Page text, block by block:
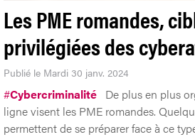
Les PME romandes,
privilégiées des
Publié le Mardi 30 janv. 2024
#Cybercriminalité De plus en plus
ligne visent les PME romandes.
permettent de se préparer face à ce